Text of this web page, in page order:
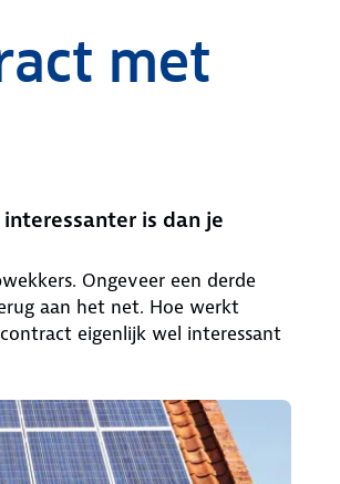
met
is dan je
Ongeveer een derde
aan het net. Hoe werkt
eigenlijk wel interessant